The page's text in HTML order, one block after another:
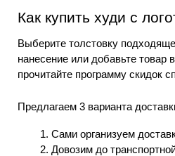
Как купить худи с
Выберите толстовку
нанесение или добавьте товар
прочитайте программу скидок
Предлагаем 3 варианта
Сами организуем
Довозим до